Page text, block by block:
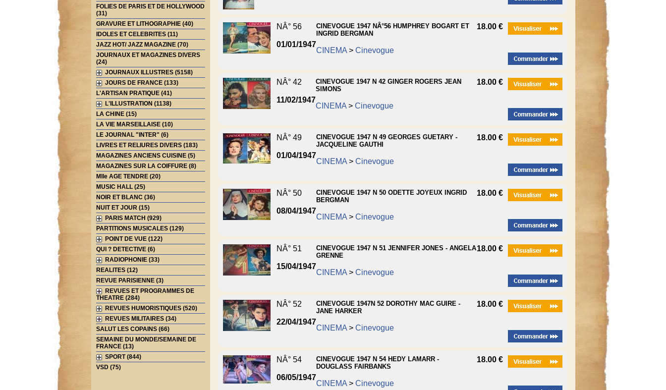
FOLIES DE PARIS ET DE HOLLYWOOD
(31)
GRAVURE ET LITHOGRAPHIE (40)
IDOLES ET CELEBRITES (11)
JAZZ HOT/ JAZZ MAGAZINE (70)
JOURNAUX ET MAGAZINES DIVERS
(24)
JOURNAUX ILLUSTRES (5158)
JOURS DE FRANCE (133)
L'ARTISAN PRATIQUE (41)
L'ILLUSTRATION (1138)
LA CHINE (15)
LA VIE MARSEILLAISE (10)
LE JOURNAL "INTER" (6)
LIVRES ET RELIURES DIVERS (183)
MAGAZINES ANCIENS CUISINE (5)
MAGAZINES SUR LA COIFFURE (8)
Mlle AGE TENDRE (20)
MUSIC HALL (25)
NOIR ET BLANC (36)
NUIT ET JOUR (15)
PARIS MATCH (929)
PARTITIONS MUSICALES (129)
POINT DE VUE (122)
QUI ? DETECTIVE (6)
RADIOPHONIE (33)
REALITES (12)
REVUE PARISIENNE (3)
REVUES ET PROGRAMMES DE
THEATRE (284)
REVUES HUMORISTIQUES (520)
REVUES MILITAIRES (34)
SALUT LES COPAINS (66)
SEMAINE DU MONDE/SEMAINE DE
FRANCE (13)
SPORT (844)
VSD (75)
NÂ° 56
01/01/1947
CINEVOGUE 1947 NÂ°56 HUMPHREY BOGART ET
INGRID BERGMAN
CINEMA> Cinevogue
18.00 €
NÂ° 42
11/02/1947
CINEVOGUE 1947 N 42 GINGER ROGERS JEAN
SIMONS
CINEMA> Cinevogue
18.00 €
NÂ° 49
01/04/1947
CINEVOGUE 1947 N 49 GEORGES GUETARY -
JACQUELINE GAUTHI
CINEMA> Cinevogue
18.00 €
NÂ° 50
08/04/1947
CINEVOGUE 1947 N 50 ODETTE JOYEUX INGRID
BERGMAN
CINEMA> Cinevogue
18.00 €
NÂ° 51
15/04/1947
CINEVOGUE 1947 N 51 JENNIFER JONES - ANGELA
GRENNE
CINEMA> Cinevogue
18.00 €
NÂ° 52
22/04/1947
CINEVOGUE 1947N 52 DOROTHY MAC GUIRE -
JANE HARKER
CINEMA> Cinevogue
18.00 €
NÂ° 54
06/05/1947
CINEVOGUE 1947 N 54 HEDY LAMARR -
DOUGLASS FAIRBANKS
CINEMA> Cinevogue
18.00 €